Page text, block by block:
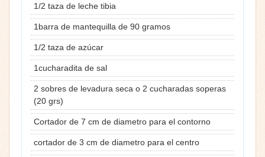
1/2 taza de leche tibia
1barra de mantequilla de 90 gramos
1/2 taza de azúcar
1cucharadita de sal
2 sobres de levadura seca o 2 cucharadas soperas
(20 grs)
Cortador de 7 cm de diametro para el contorno
cortador de 3 cm de diametro para el centro